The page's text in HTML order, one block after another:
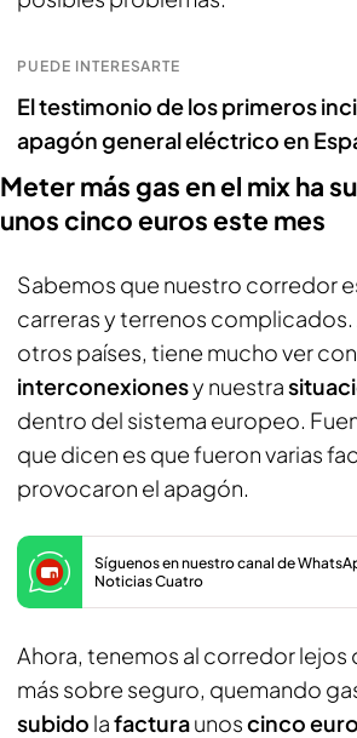
PUEDE INTERESARTE
El testimonio de los primeros
apagón general eléctrico en
Meter más gas en el mix ha
unos cinco euros este mes
Sabemos que nuestro corredor
carreras y terrenos
otros países, tiene mucho ver
interconexionesy nuestra
dentro del sistema europeo.
que dicen es que fueron varias
provocaron el apagón.
Síguenos en nuestro canal de
Noticias Cuatro
Ahora, tenemos al corredor lejos
más sobre seguro, quemando
subido lafacturaunoscinco